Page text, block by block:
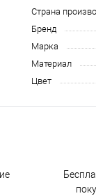
Страна
Бренд
Марка
Материал
Цвет